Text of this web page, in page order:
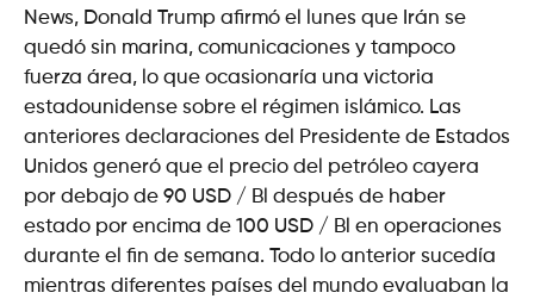
News, Donald Trump afirmó el lunes que Irán se
quedó sin marina, comunicaciones y tampoco
fuerza área, lo que ocasionaría una victoria
estadounidense sobre el régimen islámico. Las
anteriores declaraciones del Presidente de Estados
Unidos generó que el precio del petróleo cayera
por debajo de 90 USD / Bl después de haber
estado por encima de 100 USD / Bl en operaciones
durante el fin de semana. Todo lo anterior sucedía
mientras diferentes países del mundo evaluaban la